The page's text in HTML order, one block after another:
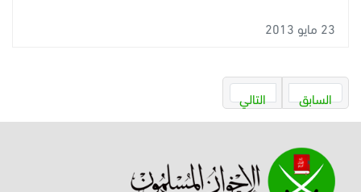
23 مايو 2013
السابق التالي